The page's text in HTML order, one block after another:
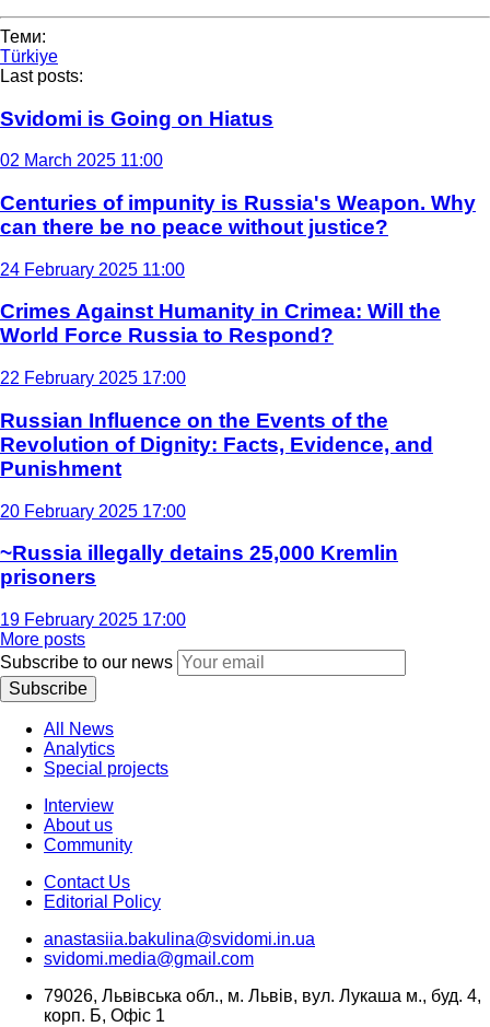
Теми:
Türkiye
Last posts:
Svidomi is Going on Hiatus
02 March 2025 11:00
Centuries of impunity is Russia's Weapon. Why
can there be no peace without justice?
24 February 2025 11:00
Crimes Against Humanity in Crimea: Will the
World Force Russia to Respond?
22 February 2025 17:00
Russian Influence on the Events of the
Revolution of Dignity: Facts, Evidence, and
Punishment
20 February 2025 17:00
~Russia illegally detains 25,000 Kremlin
prisoners
19 February 2025 17:00
More posts
Subscribe to our news
Subscribe
All News
Analytics
Special projects
Interview
About us
Community
Contact Us
Editorial Policy
anastasiia.bakulina@svidomi.in.ua
svidomi.media@gmail.com
79026, Львівська обл., м. Львів, вул. Лукаша м., буд. 4,
корп. Б, Офіс 1